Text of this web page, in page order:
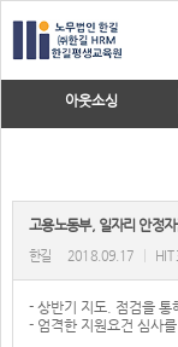
아웃소싱
고용노동부, 일자리 안정
한길 2018.09.17
- 상반기 지도. 점검을
- 엄격한 지원요건 심사